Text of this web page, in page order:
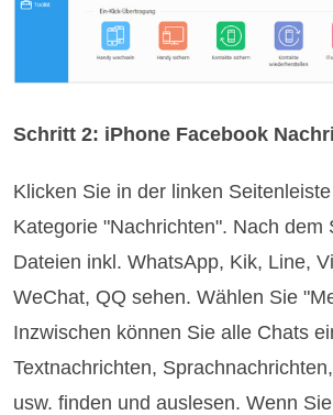
Schritt 2: iPhone Facebook
Klicken Sie in der linken
Kategorie "Nachrichten". Nach dem
Dateien inkl. WhatsApp, Kik, Line,
WeChat, QQ sehen. Wählen Sie
Inzwischen können Sie alle Chats
Textnachrichten,
usw. finden und auslesen. Wenn